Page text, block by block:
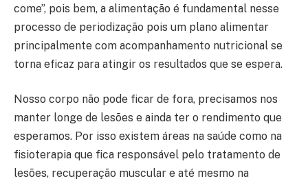
come”, pois bem, a alimentação é fundamental nesse
processo de periodização pois um plano alimentar
principalmente com acompanhamento nutricional se
torna eficaz para atingir os resultados que se espera.
Nosso corpo não pode ficar de fora, precisamos nos
manter longe de lesões e ainda ter o rendimento que
esperamos. Por isso existem áreas na saúde como na
fisioterapia que fica responsável pelo tratamento de
lesões, recuperação muscular e até mesmo na